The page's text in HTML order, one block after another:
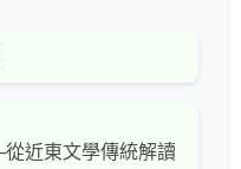
近東文學傳統解讀